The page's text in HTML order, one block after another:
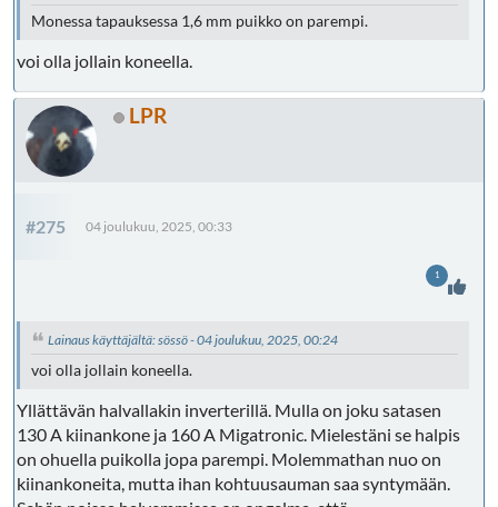
Monessa tapauksessa 1,6 mm puikko on parempi.
voi olla jollain koneella.
LPR
#275 04 joulukuu, 2025, 00:33
Lainaus käyttäjältä: sössö - 04 joulukuu, 2025, 00:24
voi olla jollain koneella.
Yllättävän halvallakin inverterillä. Mulla on joku satasen
130 A kiinankone ja 160 A Migatronic. Mielestäni se halpis
on ohuella puikolla jopa parempi. Molemmathan nuo on
kiinankoneita, mutta ihan kohtuusauman saa syntymään.
1